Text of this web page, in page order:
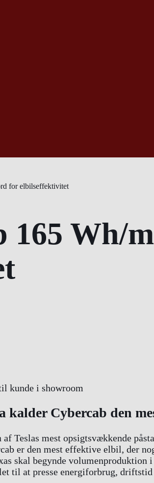
for elbilseffektivitet
165 Wh/
kalder Cybercab den
Teslas mest opsigtsvækkende
er den mest effektive elbil, der
skal begynde
til at presse energiforbrug,